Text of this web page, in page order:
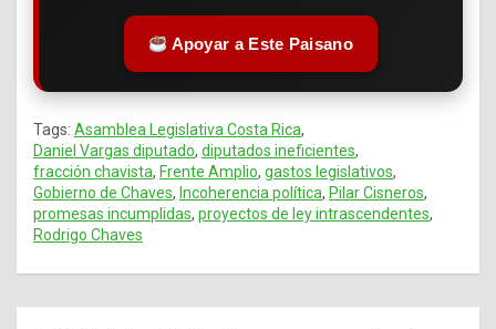
Apoyar a Este Paisano
Tags: Asamblea Legislativa Costa Rica,
Daniel Vargas diputado, diputados ineficientes,
fracción chavista, Frente Amplio, gastos legislativos,
Gobierno de Chaves, Incoherencia política, Pilar Cisneros,
promesas incumplidas, proyectos de ley intrascendentes,
Rodrigo Chaves